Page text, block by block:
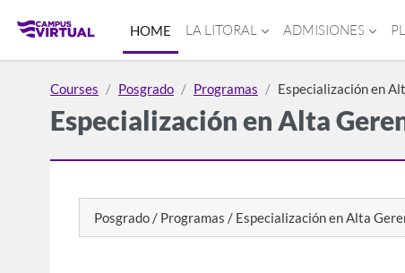
HOME
LA LITORAL ADMISIONES
Courses Posgrado Programas Especialización en
Especialización en Alta
Course categories